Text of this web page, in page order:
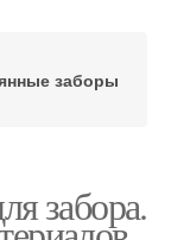
заборы
забора.